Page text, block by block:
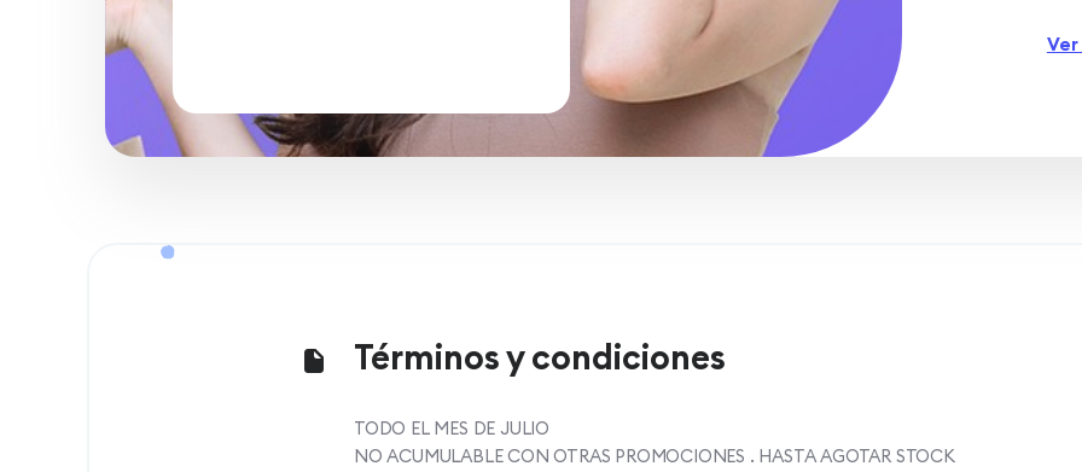
Términos y condiciones
TODO EL MES DE JULIO
NO ACUMULABLE CON OTRAS PROMOCIONES . HASTA AGOTAR STOCK